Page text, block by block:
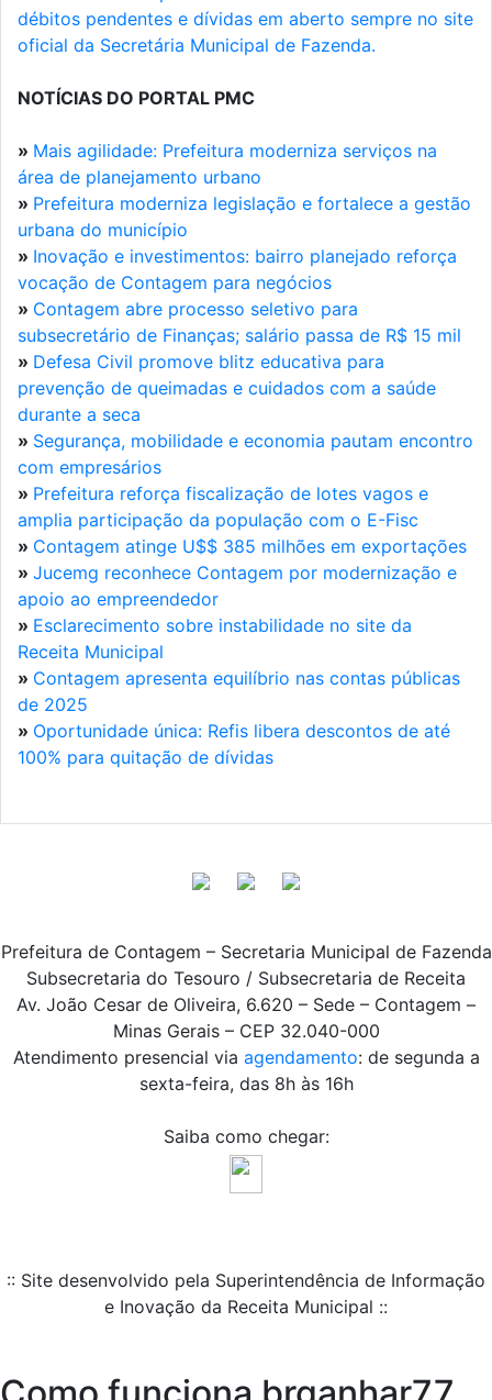
débitos pendentes e dívidas em aberto sempre no site
oficial da Secretária Municipal de Fazenda.
NOTÍCIAS DO PORTAL PMC
» Mais agilidade: Prefeitura moderniza serviços na
área de planejamento urbano
» Prefeitura moderniza legislação e fortalece a gestão
urbana do município
» Inovação e investimentos: bairro planejado reforça
vocação de Contagem para negócios
» Contagem abre processo seletivo para
subsecretário de Finanças; salário passa de R$ 15 mil
» Defesa Civil promove blitz educativa para
prevenção de queimadas e cuidados com a saúde
durante a seca
» Segurança, mobilidade e economia pautam encontro
com empresários
» Prefeitura reforça fiscalização de lotes vagos e
amplia participação da população com o E-Fisc
» Contagem atinge U$$ 385 milhões em exportações
» Jucemg reconhece Contagem por modernização e
apoio ao empreendedor
» Esclarecimento sobre instabilidade no site da
Receita Municipal
» Contagem apresenta equilíbrio nas contas públicas
de 2025
» Oportunidade única: Refis libera descontos de até
100% para quitação de dívidas
Prefeitura de Contagem – Secretaria Municipal de Fazenda
Subsecretaria do Tesouro / Subsecretaria de Receita
Av. João Cesar de Oliveira, 6.620 – Sede – Contagem –
Minas Gerais – CEP 32.040-000
Atendimento presencial via agendamento: de segunda a
sexta-feira, das 8h às 16h
Saiba como chegar:
:: Site desenvolvido pela Superintendência de Informação
e Inovação da Receita Municipal ::